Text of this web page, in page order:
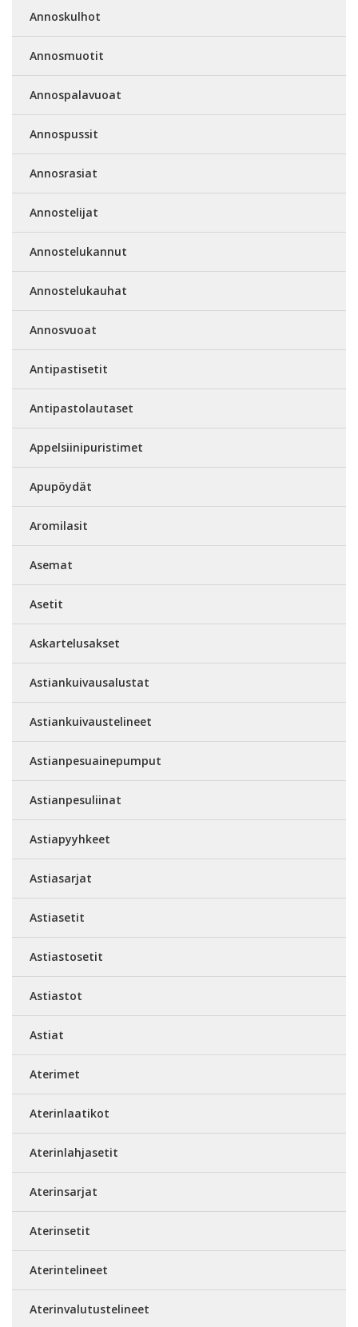
Annoskulhot
Annosmuotit
Annospalavuoat
Annospussit
Annosrasiat
Annostelijat
Annostelukannut
Annostelukauhat
Annosvuoat
Antipastisetit
Antipastolautaset
Appelsiinipuristimet
Apupöydät
Aromilasit
Asemat
Asetit
Askartelusakset
Astiankuivausalustat
Astiankuivaustelineet
Astianpesuainepumput
Astianpesuliinat
Astiapyyhkeet
Astiasarjat
Astiasetit
Astiastosetit
Astiastot
Astiat
Aterimet
Aterinlaatikot
Aterinlahjasetit
Aterinsarjat
Aterinsetit
Aterintelineet
Aterinvalutustelineet